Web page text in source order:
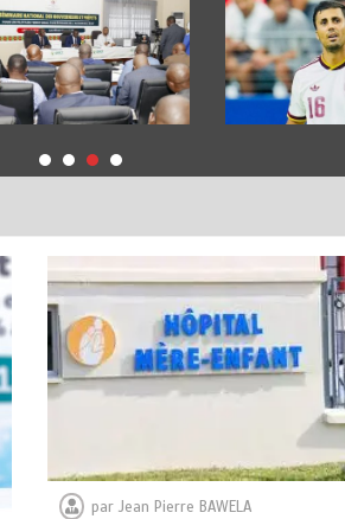
par Jean Pierre BAWELA